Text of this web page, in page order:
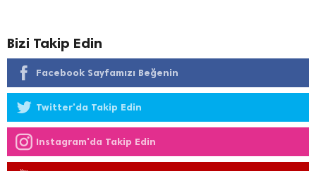
Bizi Takip Edin
Facebook Sayfamızı Beğenin
Twitter'da Takip Edin
Instagram'da Takip Edin